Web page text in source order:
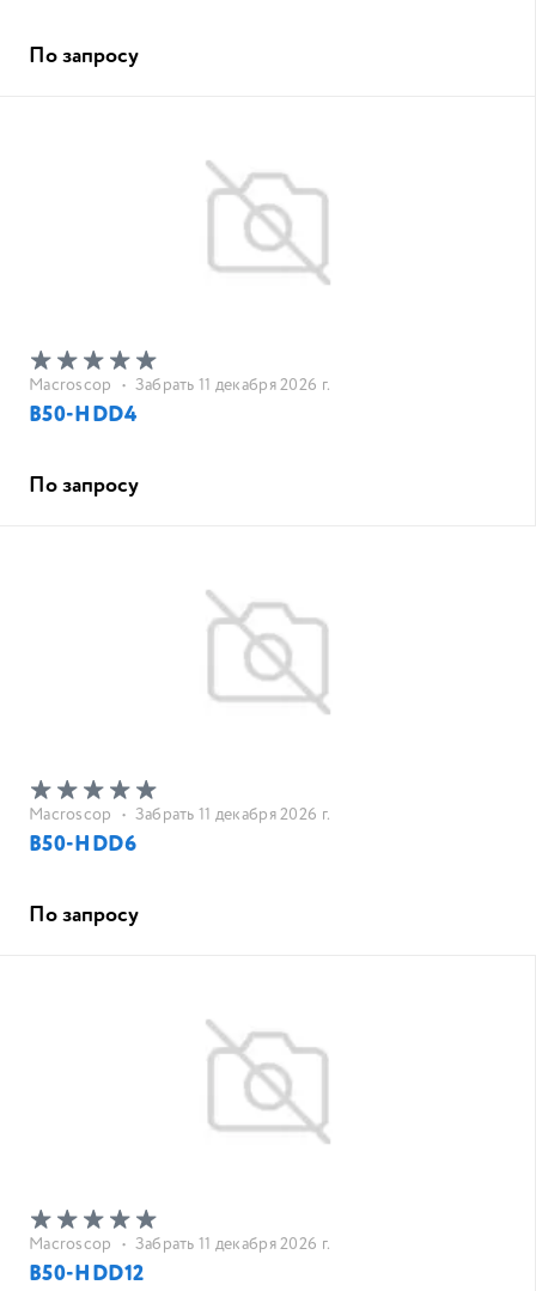
По запросу
Macroscop • Забрать 11 декабря 2026 г.
B50-HDD4
По запросу
Macroscop • Забрать 11 декабря 2026 г.
B50-HDD6
По запросу
Macroscop • Забрать 11 декабря 2026 г.
B50-HDD12